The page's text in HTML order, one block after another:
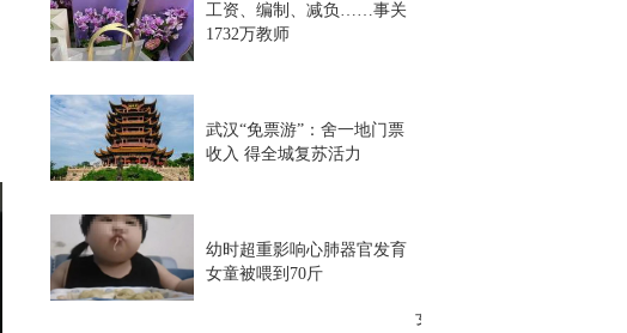
工资、编制、减负……事关
1732万教师
武汉“免票游”：舍一地门票
收入 得全城复苏活力
幼时超重影响心肺器官发育
女童被喂到70斤
女子被前夫强行带走求复合